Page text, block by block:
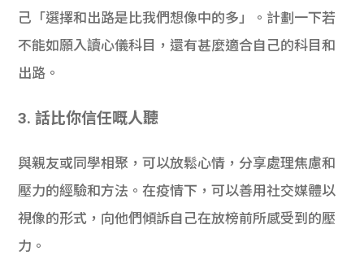
己「選擇和出路是比我們想像中的多」。計劃一下若
不能如願入讀心儀科目，還有甚麼適合自己的科目和
出路。
3. 話比你信任嘅人聽
與親友或同學相聚，可以放鬆心情，分享處理焦慮和
壓力的經驗和方法。在疫情下，可以善用社交媒體以
視像的形式，向他們傾訴自己在放榜前所感受到的壓
力。